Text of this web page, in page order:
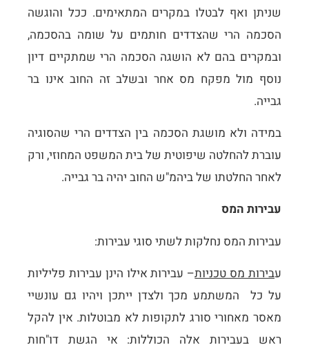
שניתן ואף לבטלו במקרים המתאימים. ככל והוגשה
הסכמה הרי שהצדדים חותמים על שומה בהסכמה,
ובמקרים בהם לא הושגה הסכמה הרי שמתקיים דיון
נוסף מול מפקח מס אחר ובשלב זה החוב אינו בר
גבייה.
במידה ולא מושגת הסכמה בין הצדדים הרי שהסוגיה
עוברת להחלטה שיפוטית של בית המשפט המחוזי, ורק
לאחר החלטתו של ביהמ"ש החוב יהיה בר גבייה.
עבירות המס
עבירות המס נחלקות לשתי סוגי עבירות:
עבירות מס טכניות– עבירות אילו הינן עבירות פליליות
על כל המשתמע מכך ולצדן ייתכן ויהיו גם עונשיי
מאסר מאחורי סורג לתקופות לא מבוטלות. אין להקל
ראש בעבירות אלה הכוללות: אי הגשת דו"חות